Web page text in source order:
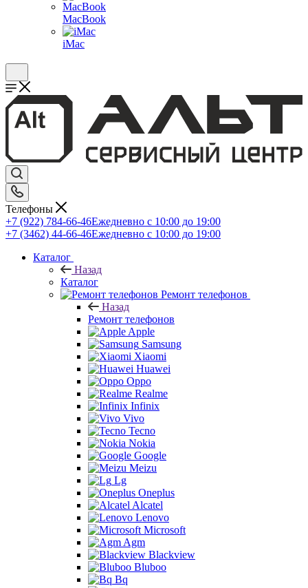
MacBook
iMac
Телефоны
+7 (922) 784-66-46Ежедневно с 10:00 до 19:00
+7 (3462) 44-66-46Ежедневно с 10:00 до 19:00
Каталог
Назад
Каталог
Ремонт телефонов
Назад
Ремонт телефонов
Apple
Samsung
Xiaomi
Huawei
Oppo
Realme
Infinix
Vivo
Tecno
Nokia
Google
Meizu
Lg
Oneplus
Alcatel
Lenovo
Microsoft
Agm
Blackview
Bluboo
Bq